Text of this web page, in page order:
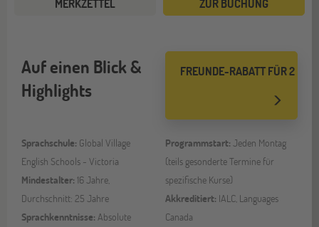
FREUNDE-RABATT FÜR 2
Auf einen Blick &
Highlights
Sprachschule: Global Village
English Schools - Victoria
Mindestalter: 16 Jahre,
Durchschnitt: 25 Jahre
Sprachkenntnisse: Absolute
Programmstart: Jeden Montag
(teils gesonderte Termine für
spezifische Kurse)
Akkreditiert: IALC, Languages
Canada